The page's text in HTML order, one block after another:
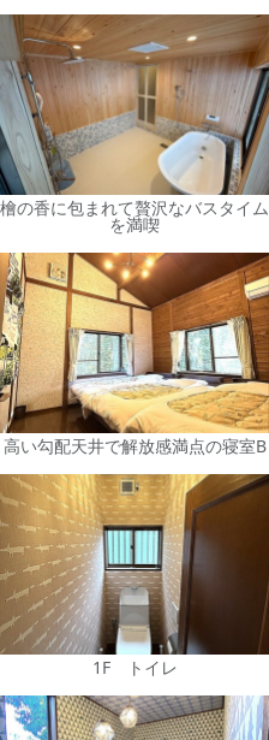
檜の香に包まれて贅沢なバスタイム
を満喫
高い勾配天井で解放感満点の寝室B
1F トイレ